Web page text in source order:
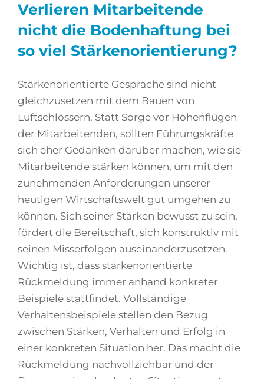
Verlieren Mitarbeitende
nicht die Bodenhaftung bei
so viel Stärkenorientierung?
Stärkenorientierte Gespräche sind nicht
gleichzusetzen mit dem Bauen von
Luftschlössern. Statt Sorge vor Höhenflügen
der Mitarbeitenden, sollten Führungskräfte
sich eher Gedanken darüber machen, wie sie
Mitarbeitende stärken können, um mit den
zunehmenden Anforderungen unserer
heutigen Wirtschaftswelt gut umgehen zu
können. Sich seiner Stärken bewusst zu sein,
fördert die Bereitschaft, sich konstruktiv mit
seinen Misserfolgen auseinanderzusetzen.
Wichtig ist, dass stärkenorientierte
Rückmeldung immer anhand konkreter
Beispiele stattfindet. Vollständige
Verhaltensbeispiele stellen den Bezug
zwischen Stärken, Verhalten und Erfolg in
einer konkreten Situation her. Das macht die
Rückmeldung nachvollziehbar und der